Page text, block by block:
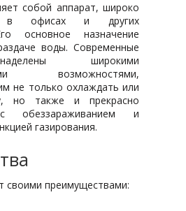
собой аппарат, широко
в офисах и других
основное назначение
воды. Современные
широкими
возможностями,
не только охлаждать или
но также и прекрасно
обеззараживанием и
газирования.
своими преимуществами: